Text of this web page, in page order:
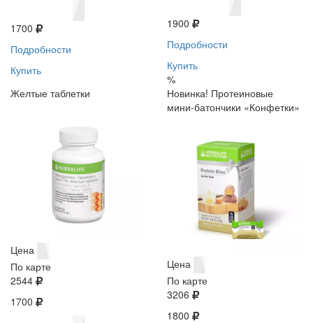
1700
Подробности
Купить
1900
Подробности
Купить
%
Желтые таблетки
Цена
По карте
2544
1700
Новинка! Протеиновые
мини-батончики «Конфетки»
Цена
По карте
3206
1800